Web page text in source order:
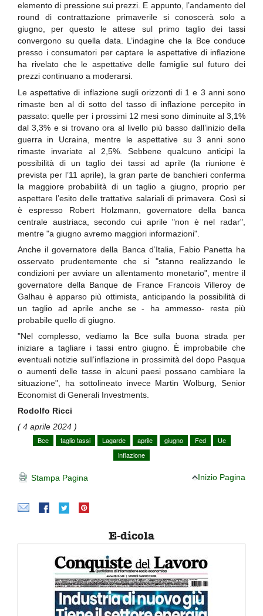
elemento di pressione sui prezzi. E appunto, l’andamento del
round di contrattazione primaverile si conoscerà solo a
giugno, per questo le attese sul primo taglio dei tassi
convergono su quella data. L’indagine che la Bce conduce
presso i consumatori per captare le aspettative di inflazione
ha rivelato che le aspettative delle famiglie sul futuro dei
prezzi continuano a moderarsi.
Le aspettative di inflazione sugli orizzonti di 1 e 3 anni sono
rimaste ben al di sotto del tasso di inflazione percepito in
passato: quelle per i prossimi 12 mesi sono diminuite al 3,1%
dal 3,3% e si trovano ora al livello più basso dall’inizio della
guerra in Ucraina, mentre le aspettative su 3 anni sono
rimaste invariate al 2,5%. Sebbene qualcuno anticipi la
possibilità di un taglio dei tassi ad aprile (la riunione è
prevista per l’11 aprile), la gran parte de banchieri conferma
la maggiore probabilità di un taglio a giugno, proprio per
aspettare l’esito delle trattative salariali di primavera. Così si
è espresso Robert Holzmann, governatore della banca
centrale austriaca, secondo cui aprile "non è nel radar",
mentre "a giugno avremo maggiori informazioni".
Anche il governatore della Banca d’Italia, Fabio Panetta ha
osservato prudentemente che si "stanno realizzando le
condizioni per avviare un allentamento monetario", mentre il
governatore della Banque de France Francois Villeroy de
Galhau è apparso più ottimista, anticipando la possibilità di
un taglio ad aprile anche se - ha ammesso- resta più
probabile quello di giugno.
"Nel complesso, vediamo la Bce sulla buona strada per
iniziare a tagliare i tassi entro giugno. È improbabile che
eventuali notizie sull’inflazione in prossimità del dopo Pasqua
o aumenti delle tasse in alcuni paesi possano cambiare la
situazione", ha sottolineato invece Martin Wolburg, Senior
Economist di Generali Investments.
Rodolfo Ricci
( 4 aprile 2024 )
Bce
taglio tassi Lagarde aprile giugno Fed
Ue
inflazione
Stampa Pagina Inizio Pagina
E-dicola